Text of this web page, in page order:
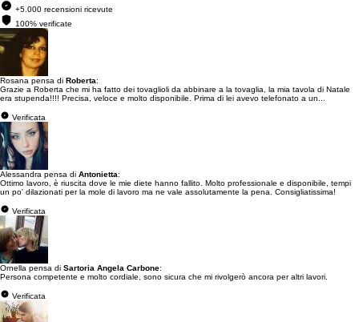
+5.000 recensioni ricevute
100% verificate
Rosana pensa di Roberta:
Grazie a Roberta che mi ha fatto dei tovaglioli da abbinare a la tovaglia, la mia tavola di Natale
era stupenda!!!! Precisa, veloce e molto disponibile. Prima di lei avevo telefonato a un...
Verificata
Alessandra pensa di Antonietta:
Ottimo lavoro, è riuscita dove le mie diete hanno fallito. Molto professionale e disponibile, tempi
un po' dilazionati per la mole di lavoro ma ne vale assolutamente la pena. Consigliatissima!
Verificata
Ornella pensa di Sartoria Angela Carbone:
Persona competente e molto cordiale, sono sicura che mi rivolgerò ancora per altri lavori.
Verificata